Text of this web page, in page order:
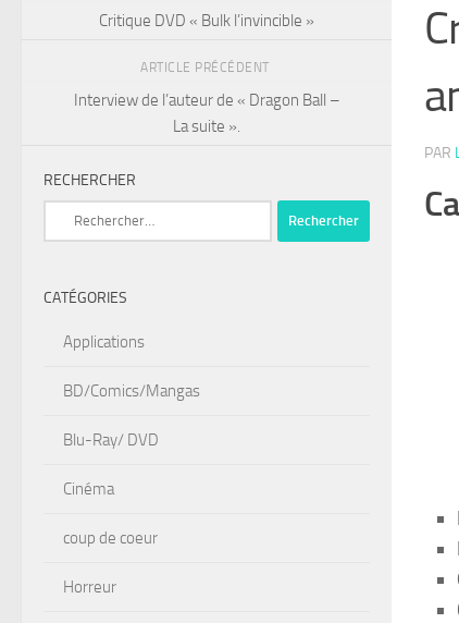
PAR
Critique DVD « Bulk l’invincible »
ARTICLE PRÉCÉDENT
Interview de l’auteur de « Dragon Ball –
La suite ».
RECHERCHER
Rechercher :
CATÉGORIES
Applications
BD/Comics/Mangas
Blu-Ray/ DVD
Cinéma
coup de coeur
Horreur